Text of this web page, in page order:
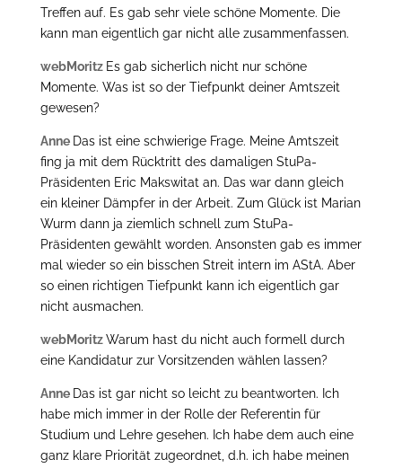
Treffen auf. Es gab sehr viele schöne Momente. Die
kann man eigentlich gar nicht alle zusammenfassen.
webMoritz Es gab sicherlich nicht nur schöne
Momente. Was ist so der Tiefpunkt deiner Amtszeit
gewesen?
Anne Das ist eine schwierige Frage. Meine Amtszeit
fing ja mit dem Rücktritt des damaligen StuPa-
Präsidenten Eric Makswitat an. Das war dann gleich
ein kleiner Dämpfer in der Arbeit. Zum Glück ist Marian
Wurm dann ja ziemlich schnell zum StuPa-
Präsidenten gewählt worden. Ansonsten gab es immer
mal wieder so ein bisschen Streit intern im AStA. Aber
so einen richtigen Tiefpunkt kann ich eigentlich gar
nicht ausmachen.
webMoritzWarum hast du nicht auch formell durch
eine Kandidatur zur Vorsitzenden wählen lassen?
Anne Das ist gar nicht so leicht zu beantworten. Ich
habe mich immer in der Rolle der Referentin für
Studium und Lehre gesehen. Ich habe dem auch eine
ganz klare Priorität zugeordnet, d.h. ich habe meinen